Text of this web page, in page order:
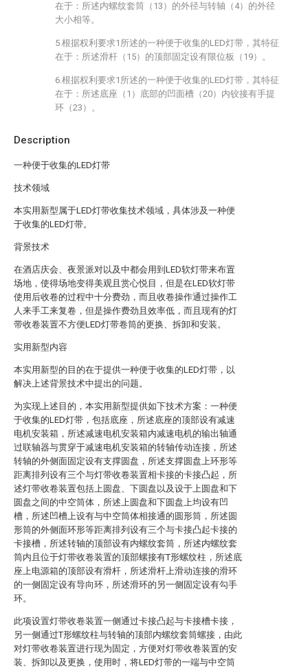
Description
一种便于收集的LED灯带
技术领域
本实用新型属于LED灯带收集技术领域，具体涉及一种便
于收集的LED灯带。
背景技术
在酒店庆会、夜景派对以及中都会用到LED软灯带来布置
场地，使得场地变得美观且赏心悦目，但是在LED软灯带
使用后收卷的过程中十分费劲，而且收卷操作通过操作工
人来手工来复卷，但是操作费劲且效率低，而且现有的灯
带收卷装置不方便LED灯带卷筒的更换、拆卸和安装。
实用新型内容
本实用新型的目的在于提供一种便于收集的LED灯带，以
解决上述背景技术中提出的问题。
为实现上述目的，本实用新型提供如下技术方案：一种便
于收集的LED灯带，包括底座，所述底座的顶部设有减速
电机安装箱，所述减速电机安装箱内减速电机的输出轴通
过联轴器与贯穿于减速电机安装箱的转轴传动连接，所述
转轴的外侧面固定设有支撑圆盘，所述支撑圆盘上环形等
距离排列设有三个与灯带收卷装置相卡接的卡接凸起，所
述灯带收卷装置包括上圆盘、下圆盘以及设于上圆盘和下
圆盘之间的中空筒体，所述上圆盘和下圆盘上均设有凹
槽，所述凹槽上设有与中空筒体相接通的圆形筒，所述圆
形筒的外侧面环形等距离排列设有三个与卡接凸起卡接的
卡接槽，所述转轴的顶部设有内螺纹套筒，所述内螺纹套
筒内且位于灯带收卷装置的顶部螺接有T形螺纹柱，所述底
座上电源箱的顶部设有滑杆，所述滑杆上滑动连接的滑环
的一侧固定设有导向环，所述滑环的另一侧固定设有勾手
环。
此项设置灯带收卷装置一侧通过卡接凸起与卡接槽卡接，
另一侧通过T形螺纹柱与转轴的顶部内螺纹套筒螺接，由此
对灯带收卷装置进行现为固定，方便对灯带收卷装置的安
装、拆卸以及更换，使用时，将LED灯带的一端与中空筒
在于：所述内螺纹套筒（13）的外径与转轴（4）的外径
大小相等。
5.根据权利要求1所述的一种便于收集的LED灯带，其特征
在于：所述滑杆（15）的顶部固定设有限位板（19）。
6.根据权利要求1所述的一种便于收集的LED灯带，其特征
在于：所述底座（1）底部的凹面槽（20）内铰接有手提
环（23）。